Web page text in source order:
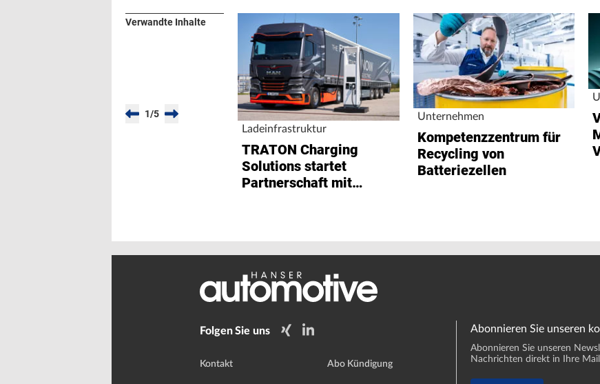
Verwandte Inhalte
1/5
Ladeinfrastruktur
TRATON Charging
Solutions startet
Partnerschaft mit
Unternehmen
Kompetenzzentrum für
Recycling von
Batteriezellen
Folgen Sie uns
Kontakt Abo Kündigung
Abonnieren Sie unseren
Abonnieren Sie unseren
Nachrichten direkt in Ihre